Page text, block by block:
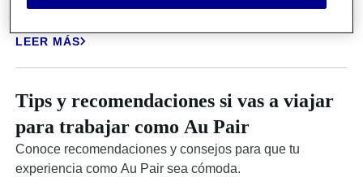
tips clave.
LEER MÁS
Tips y recomendaciones si vas a viajar
para trabajar como Au Pair
Conoce recomendaciones y consejos para que tu
experiencia como Au Pair sea cómoda.